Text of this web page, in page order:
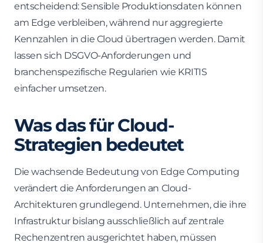
entscheidend: Sensible Produktionsdaten können
am Edge verbleiben, während nur aggregierte
Kennzahlen in die Cloud übertragen werden. Damit
lassen sich DSGVO-Anforderungen und
branchenspezifische Regularien wie KRITIS
einfacher umsetzen.
Was das für Cloud-
Strategien bedeutet
Die wachsende Bedeutung von Edge Computing
verändert die Anforderungen an Cloud-
Architekturen grundlegend. Unternehmen, die ihre
Infrastruktur bislang ausschließlich auf zentrale
Rechenzentren ausgerichtet haben, müssen